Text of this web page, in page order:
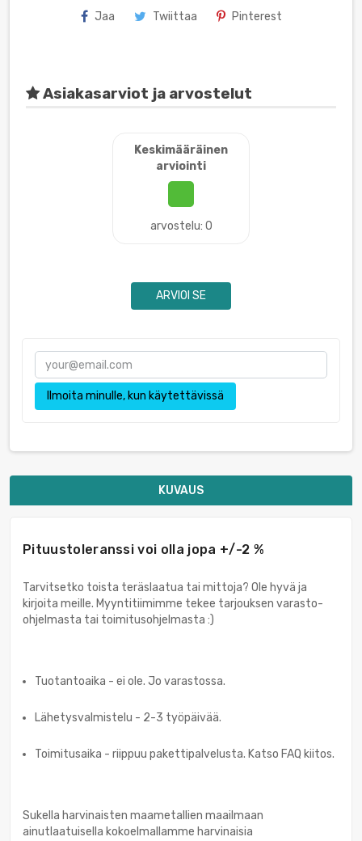
Jaa Twiittaa Pinterest
Asiakasarviot ja arvostelut
Keskimääräinen
arviointi
arvostelu: 0
ARVIOI SE
Ilmoita minulle, kun käytettävissä
KUVAUS
Pituustoleranssi voi olla jopa +/-2 %
Tarvitsetko toista teräslaatua tai mittoja? Ole hyvä ja
kirjoita meille. Myyntitiimimme tekee tarjouksen varasto-
ohjelmasta tai toimitusohjelmasta :)
Tuotantoaika - ei ole. Jo varastossa.
Lähetysvalmistelu - 2-3 työpäivää.
Toimitusaika - riippuu pakettipalvelusta. Katso FAQ kiitos.
Sukella harvinaisten maametallien maailmaan
ainutlaatuisella kokoelmallamme harvinaisia